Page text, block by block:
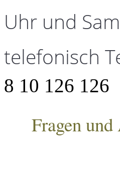
Uhr und
telefonisch
8 10 126 126
Fragen